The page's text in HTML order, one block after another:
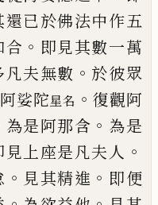
還已於佛法中作五
合 。 即見其數一萬
凡夫無數 。 於彼眾
娑陀星名 。 復觀阿
為是阿那含 。 為是
見上座是凡夫人 。
。 見其精進 。 即便